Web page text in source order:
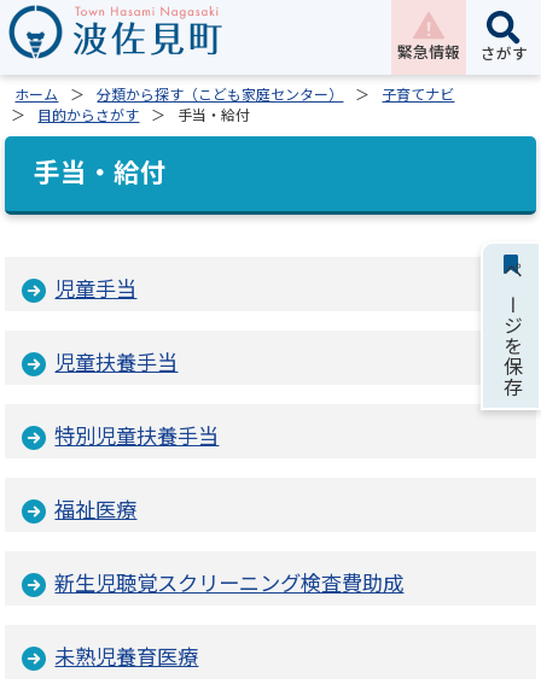
緊急情報 さがす
ホーム 分類から探す（こども家庭センター）
子育てナビ
目的からさがす
手当・給付
手当・給付
児童手当
児童扶養手当
特別児童扶養手当
福祉医療
新生児聴覚スクリーニング検査費助成
未熟児養育医療
ページを保存